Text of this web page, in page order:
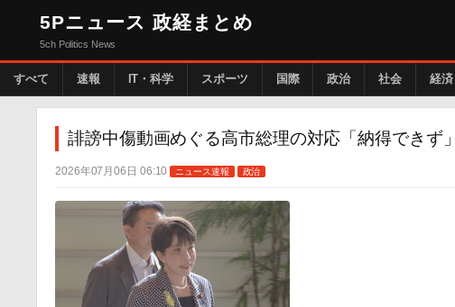
5Pニュース 政経まとめ
5ch Politics News
すべて 速報 IT・科学 スポーツ 国際 政治 社会 経済
誹謗中傷動画めぐる高市総理の対応「納得できず
2026年07月06日 06:10 ニュース速報 政治